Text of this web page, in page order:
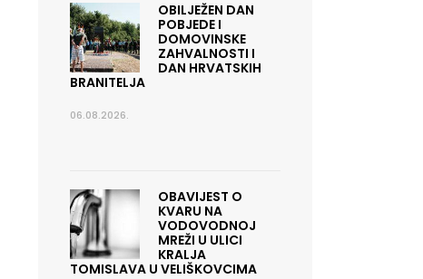
OBILJEŽEN DAN
POBJEDE I
DOMOVINSKE
ZAHVALNOSTI I
DAN HRVATSKIH
BRANITELJA
06.08.2026.
OBAVIJEST O
KVARU NA
VODOVODNOJ
MREŽI U ULICI
KRALJA
TOMISLAVA U VELIŠKOVCIMA